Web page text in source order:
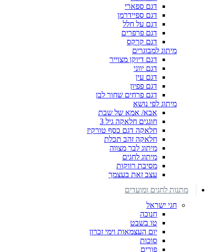
דגם ספארי
דגם ספיידרמן
דגם על חלל
דגם פרפרים
דגם קרקס
מיתוג למבוגרים
דגם דיוקן מצוייר
דגם יווני
דגם עין
דגם פפיון
דגם פרחים שחור לבן
מיתוג לפי נושא
אבא/ אמא של שבת
חוגגים חלאקה גיל 3
חלאקה דגם כסף טורקיז
חלאקה זהב תכלת
מיתוג לבר מצווה
מיתוג לחגים
מסיבת רווקות
עצב זאת בעצמך
מתנות לחגים ומועדים
חגי ישראל
חנוכה
טו בשבט
יום העצמאות וימי זכרון
סוכות
פורים